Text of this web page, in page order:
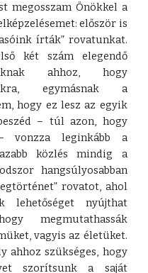
megosszam Önökkel a
először is
írták” rovatunkat.
két szám elegendő
ahhoz, hogy
egymásnak a
hogy ez lesz az egyik
– túl azon, hogy
vonzza leginkább a
közlés mindig a
hangsúlyosabban
rovatot, ahol
lehetőséget nyújthat
megmutathassák
vagyis az életüket.
ahhoz szükséges, hogy
szorítsunk a saját